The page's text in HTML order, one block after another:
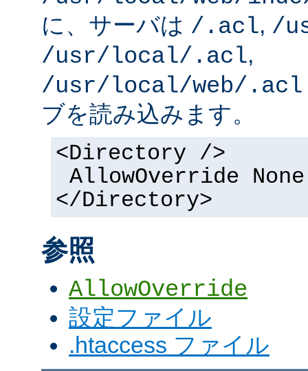
に、サーバは /.acl, /
/usr/local/.acl,
/usr/local/web/.acl
ブを読み込みます。
<Directory />
AllowOverride None
</Directory>
参照
AllowOverride
設定ファイル
.htaccess ファイル